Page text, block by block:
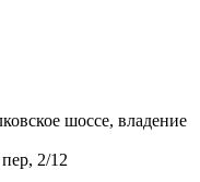
шоссе, владение
2/12